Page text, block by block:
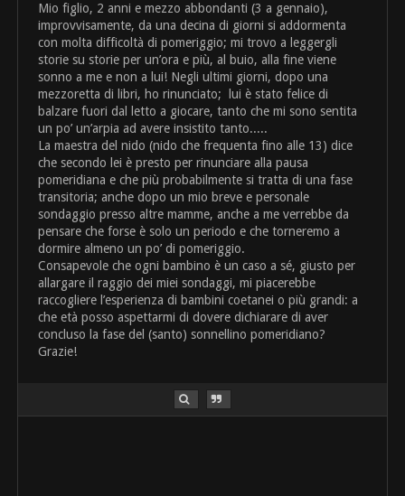
Mio figlio, 2 anni e mezzo abbondanti (3 a gennaio),
improvvisamente, da una decina di giorni si addormenta
con molta difficoltà di pomeriggio; mi trovo a leggergli
storie su storie per un’ora e più, al buio, alla fine viene
sonno a me e non a lui! Negli ultimi giorni, dopo una
mezzoretta di libri, ho rinunciato; lui è stato felice di
balzare fuori dal letto a giocare, tanto che mi sono sentita
un po’ un’arpia ad avere insistito tanto.....
La maestra del nido (nido che frequenta fino alle 13) dice
che secondo lei è presto per rinunciare alla pausa
pomeridiana e che più probabilmente si tratta di una fase
transitoria; anche dopo un mio breve e personale
sondaggio presso altre mamme, anche a me verrebbe da
pensare che forse è solo un periodo e che torneremo a
dormire almeno un po’ di pomeriggio.
Consapevole che ogni bambino è un caso a sé, giusto per
allargare il raggio dei miei sondaggi, mi piacerebbe
raccogliere l’esperienza di bambini coetanei o più grandi: a
che età posso aspettarmi di dovere dichiarare di aver
concluso la fase del (santo) sonnellino pomeridiano?
Grazie!